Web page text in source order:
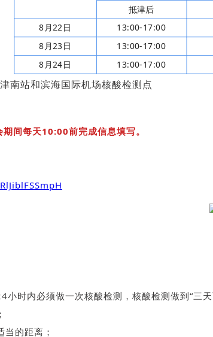
抵津后
8月22日 13:00-17:00
8月23日 13:00-17:00
8月24日 13:00-17:00
南站和滨海国际机场核酸检测点
间每天10:00前完成信息填写。
时内必须做一次核酸检测，核酸检测做到“三
的距离；